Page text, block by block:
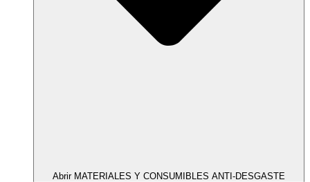
Abrir MATERIALES Y CONSUMIBLES ANTI-DESGASTE